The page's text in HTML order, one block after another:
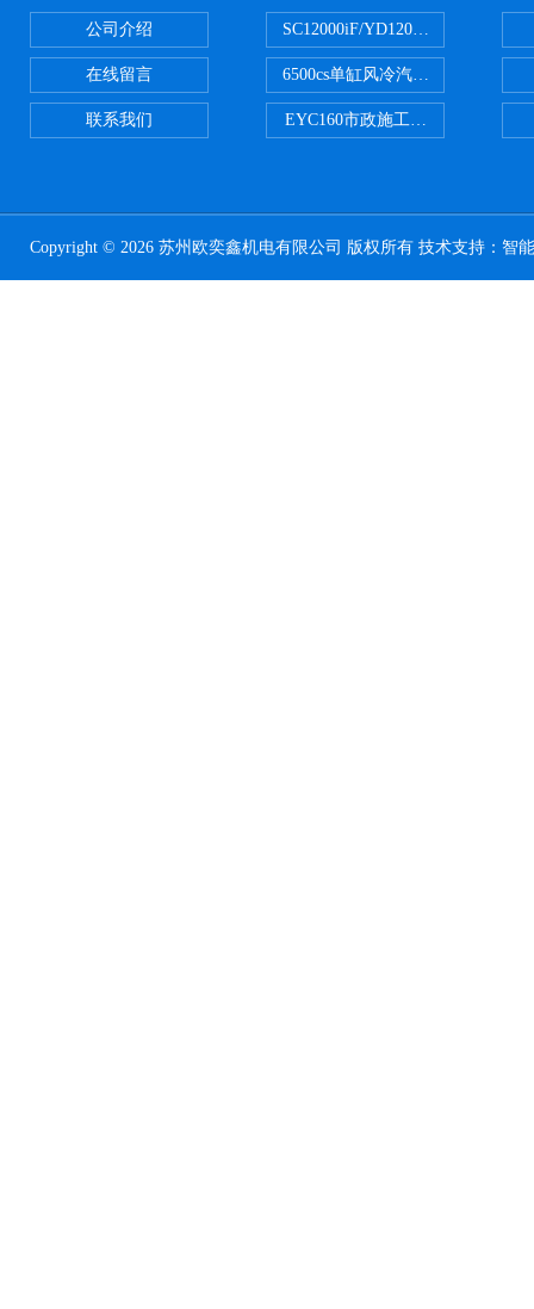
公司介绍
在线留言
联系我们
SC12000iF/YD12000大疆T30用
6500cs单缸风冷汽油发电机小型
EYC160市政施工用路面切割机配
Copyright © 2026 苏州欧奕鑫机电有限公司 版权所有 技术支持： 智